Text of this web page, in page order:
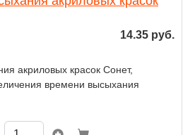
14.35 руб.
акриловых красок Сонет,
времени высыхания